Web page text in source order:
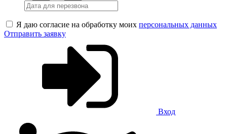
Я даю согласие на обработку моих персональных данных
Отправить заявку
Вход